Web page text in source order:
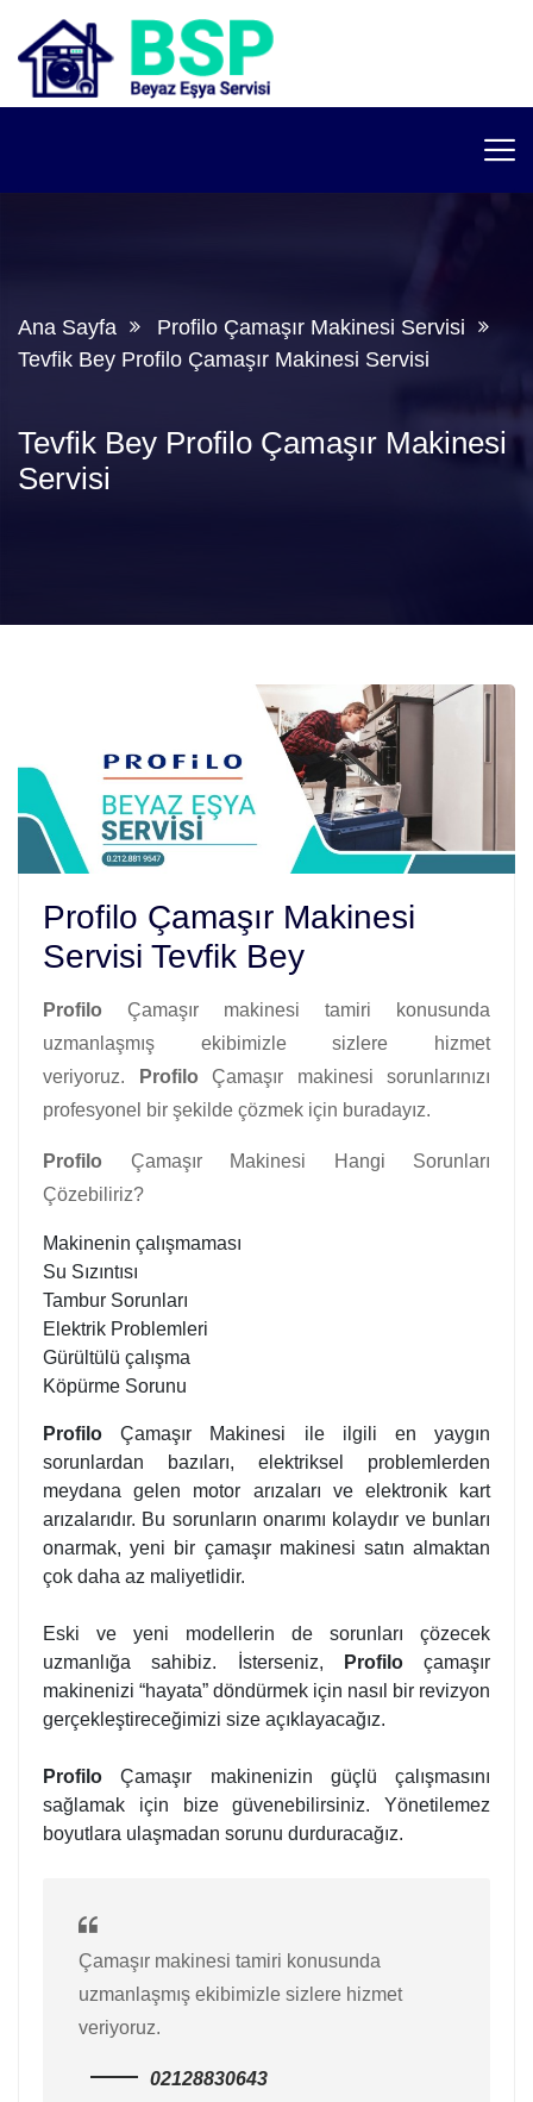
Ana Sayfa
Profilo Çamaşır Makinesi Servisi
Tevfik Bey Profilo Çamaşır Makinesi Servisi
Tevfik Bey Profilo Çamaşır Makinesi
Servisi
Profilo Çamaşır Makinesi
Servisi Tevfik Bey
Profilo Çamaşır makinesi tamiri konusunda
uzmanlaşmış ekibimizle sizlere hizmet
veriyoruz.
Profilo Çamaşır makinesi sorunlarınızı
profesyonel bir şekilde çözmek için buradayız.
Profilo Çamaşır Makinesi Hangi Sorunları
Çözebiliriz?
Makinenin çalışmaması
Su Sızıntısı
Tambur Sorunları
Elektrik Problemleri
Gürültülü çalışma
Köpürme Sorunu
Profilo Çamaşır Makinesi ile ilgili en yaygın
sorunlardan bazıları, elektriksel problemlerden
meydana gelen motor arızaları ve elektronik kart
arızalarıdır. Bu sorunların onarımı kolaydır ve bunları
onarmak, yeni bir çamaşır makinesi satın almaktan
çok daha az maliyetlidir.
Eski ve yeni modellerin de sorunları çözecek
uzmanlığa sahibiz. İsterseniz,
Profiloçamaşır
makinenizi “hayata” döndürmek için nasıl bir revizyon
gerçekleştireceğimizi size açıklayacağız.
ProfiloÇamaşır makinenizin güçlü çalışmasını
sağlamak için bize güvenebilirsiniz. Yönetilemez
boyutlara ulaşmadan sorunu durduracağız.
Çamaşır makinesi tamiri konusunda
uzmanlaşmış ekibimizle sizlere hizmet
veriyoruz.
02128830643